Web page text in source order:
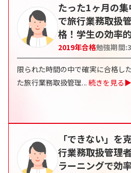
たった1ヶ月の
で旅行業務取扱
格！学生の効率
2019年合格勉強期間:3
限られた時間の中で確実に合格し
た旅行業務取扱管理... 続きを見る▶
「できない」を
行業務取扱管理
ラーニングで効